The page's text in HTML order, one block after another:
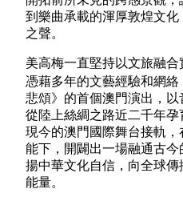
到樂曲承載的渾厚敦煌文
之聲。
美高梅一直堅持以文旅融合
憑藉多年的文藝經驗和網絡
悲頌》的首個澳門演出，
從陸上絲綢之路近二千年
現今的澳門國際舞台接軌
能下，開闢出一場融通古
揚中華文化自信，向全球
能量。